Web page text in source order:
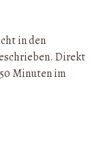
in den
Direkt
Minuten im